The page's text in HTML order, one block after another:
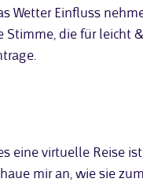
Wetter Einfluss
Stimme, die für leicht
eine virtuelle Reise
mir an, wie sie